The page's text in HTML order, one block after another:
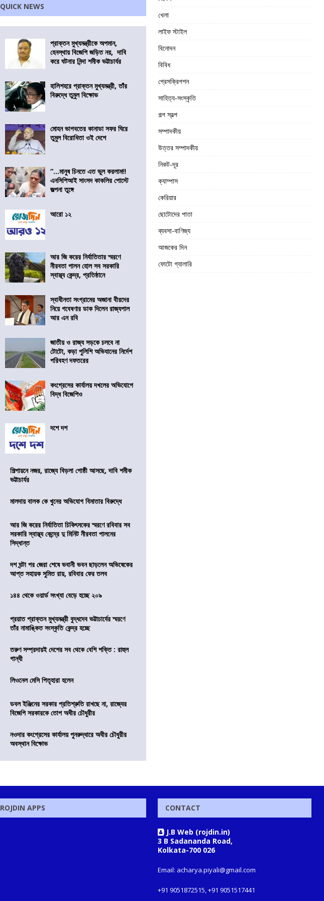
QUICK NEWS
প্রাক্তন মুখ্যমন্ত্রীকে অপমান,
হেনস্থায় বিজেপি জড়িত নয়, দাবি
করে ঘটনার নিন্দা শমীক ভট্টাচার্যর
হালিশহরে প্রাক্তন মুখ্যমন্ত্রী, তাঁর
বিরুদ্ধে তুমুল বিক্ষোভ
মোহন ভাগবতের কানাডা সফর ঘিরে
তুমুল বিরোধিতা ওই দেশে
“…মানুষ চিনতে এত ভুল করলাম!!
এনসিপিআই সাংসদ কাকলির পোস্টে
জল্পনা তুঙ্গে
আরো ১২
আর জি করের নির্যাতিতার স্মরণে
নীরবতা পালন হোল সব সরকারি
স্বাস্থ্য কেন্দ্র, প্রতিষ্ঠানে
স্বাধীনতা সংগ্রামের অজানা বীরদের
নিয়ে গবেষণার ডাক দিলেন রাজ্যপাল
আর এন রবি
জাতীয় ও রাজ্য সড়কে চলবে না
টোটো, কড়া পুলিশি অভিযানের নির্দেশ
পরিবহণ দফতরের
কংগ্রেসের কার্যালয় দখলের অভিযোগে
বিদ্ধ বিজেপিও
দশে দশ
শিল্পায়নে নজর, রাজ্যে বিড়লা গোষ্ঠী আসছে, দাবি শমীক
ভট্টাচার্যর
মালদায় বালক কে খুনের অভিযোগ বিমাতার বিরুদ্ধে
আর জি করের নির্যাতিতা চিকিৎসকের স্মরণে রবিবার সব
সরকারি স্বাস্থ্য কেন্দ্রে দু মিনিট নীরবতা পালনের
সিদ্ধান্ত
দশ ঘন্টা পর জেরা শেষে ভবানী ভবন ছাড়লেন অভিষেকের
আপ্ত সহায়ক সুমিত রায়, রবিবার ফের তলব
১৪৪ থেকে ওয়ার্ড সংখ্যা বেড়ে হচ্ছে ২০৯
প্রয়াত প্রাক্তন মুখ্যমন্ত্রী বুদ্ধদেব ভট্টাচার্যের স্মরণে
তাঁর নামাঙ্কিত সংস্কৃতি কেন্দ্র হচ্ছে
তরুণ সম্প্রদায়ই দেশের সব থেকে বেশি শক্তি : রাহুল
গান্ধী
লিওনেল মেসি পিতৃহারা হলেন
ডবল ইঞ্জিনের সরকার প্রতিশ্রুতি রাখছে না, রাজ্যের
বিজেপি সরকারকে তোপ অধীর চৌধুরীর
নওদার কংগ্রেসের কার্যালয় পুনরুদ্ধারে অধীর চৌধুরীর
অবস্থান বিক্ষোভ
খেলা
লাইফ স্টাইল
বিনোদন
বিবিধ
প্রেসক্রিপশন
সাহিত্য-সংস্কৃতি
গল্প স্বল্প
সম্পাদকীয়
উত্তর সম্পাদকীয়
নিকট-দূর
ক্যাম্পাস
কেরিয়ার
ছোটোদের পাতা
ব্যবসা-বাণিজ্য
আজকের দিন
ফোটো গ্যালারি
ROJDIN APPS CONTACT
J.B Web (rojdin.in)
3 B Sadananda Road,
Kolkata-700 026
Email: acharya.piyali@gmail.com
+91 9051872515, +91 9051517441